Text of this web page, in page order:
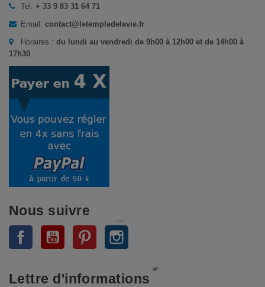
Tel: + 33 9 83 31 64 71
Email: contact@letempledelavie.fr
Horaires : du lundi au vendredi de 9h00 à 12h00 et de 14h00 à
17h30
Nous suivre
Facebook YouTube Pinterest
Lettre d'informations